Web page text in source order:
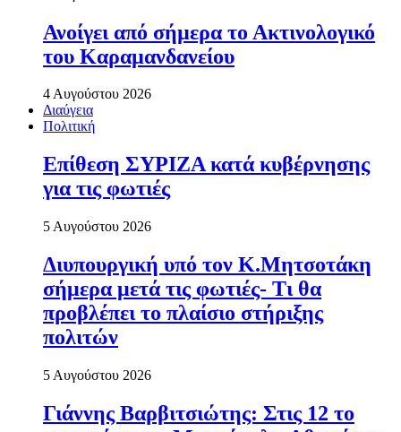
Ανοίγει από σήµερα το Ακτινολογικό
του Καραµανδανείου
4 Αυγούστου 2026
Διαύγεια
Πολιτική
Επίθεση ΣΥΡΙΖΑ κατά κυβέρνησης
για τις φωτιές
5 Αυγούστου 2026
Διυπουργική υπό τον Κ.Μητσοτάκη
σήμερα μετά τις φωτιές- Τι θα
προβλέπει το πλαίσιο στήριξης
πολιτών
5 Αυγούστου 2026
Γιάννης Βαρβιτσιώτης: Στις 12 το